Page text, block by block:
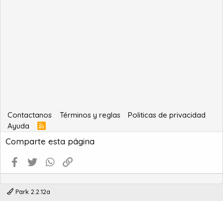
Contactanos Términos y reglas
Politicas de privacidad
Ayuda
R
S
S
Comparte esta página
Facebook
Twitter WhatsApp
Park 2.2.12a